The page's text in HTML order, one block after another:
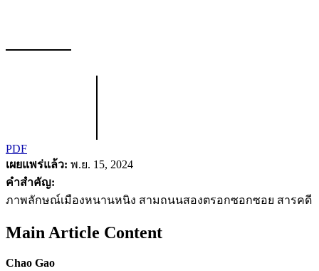
PDF
เผยแพร่แล้ว: พ.ย. 15, 2024
คำสำคัญ:
ภาพลักษณ์เมืองหนานหนิง สามถนนสองตรอกซอกซอย สารคดี
Main Article Content
Chao Gao